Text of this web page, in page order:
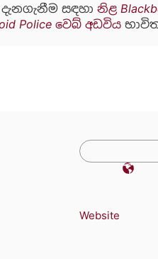
සඳහා නිළ
Police වෙබ් අඩවිය
Website